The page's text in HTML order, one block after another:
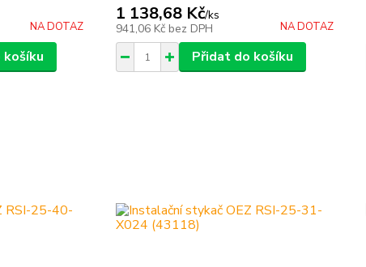
NA DOTAZ
1 138,68 Kč/ks
941,06 Kč bez DPH NA DOTAZ
Přidat do košíku